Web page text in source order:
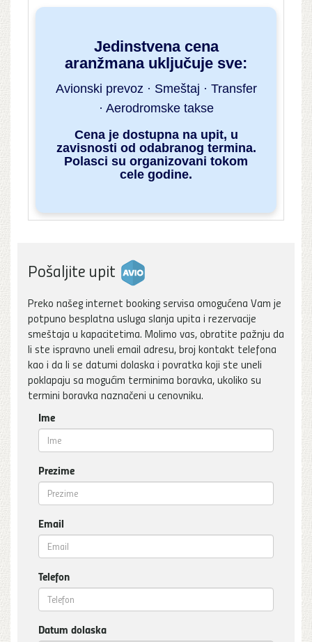
Jedinstvena cena
aranžmana uključuje sve:
Avionski prevoz · Smeštaj · Transfer
· Aerodromske takse
Cena je dostupna na upit, u
zavisnosti od odabranog termina.
Polasci su organizovani tokom
cele godine.
Pošaljite upit
Preko našeg internet booking servisa omogućena Vam je
potpuno besplatna usluga slanja upita i rezervacije
smeštaja u kapacitetima. Molimo vas, obratite pažnju da
li ste ispravno uneli email adresu, broj kontakt telefona
kao i da li se datumi dolaska i povratka koji ste uneli
poklapaju sa mogućim terminima boravka, ukoliko su
termini boravka naznačeni u cenovniku.
Ime
Prezime
Email
Telefon
Datum dolaska